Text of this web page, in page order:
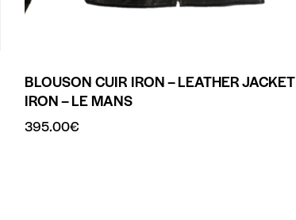
BLOUSON CUIR IRON – LEATHER JACKET
IRON – LE MANS
395.00€